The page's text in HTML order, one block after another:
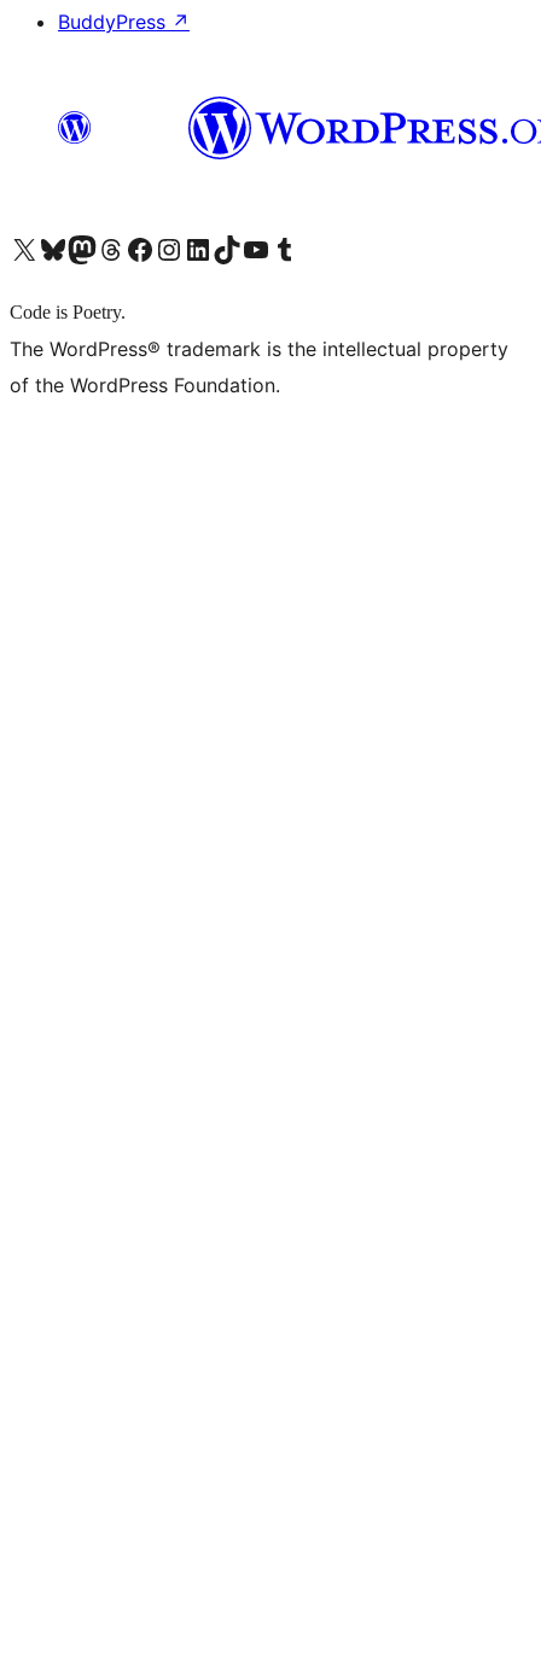
BuddyPress ↗
X (旧 Twitter) アカウントへBluesky アカウントへMastodon アカウントへThreads アカウントへ Facebook ページへInstagram アカウントへ LinkedIn アカウントへTikTok アカウントへYouTube チャンネルへ Tumblr アカウントへ
Code is Poetry.
The WordPress® trademark is the intellectual property
of the WordPress Foundation.